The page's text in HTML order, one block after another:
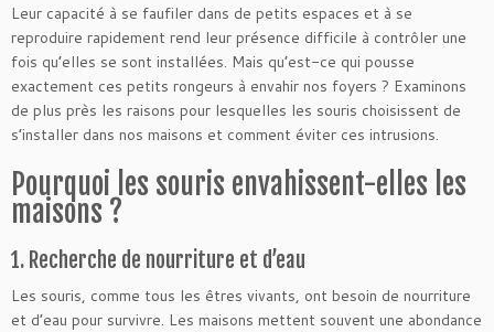
Leur capacité à se faufiler dans de petits espaces et à se
reproduire rapidement rend leur présence difficile à contrôler une
fois qu’elles se sont installées. Mais qu’est-ce qui pousse
exactement ces petits rongeurs à envahir nos foyers ? Examinons
de plus près les raisons pour lesquelles les souris choisissent de
s’installer dans nos maisons et comment éviter ces intrusions.
Pourquoi les souris envahissent-elles les
maisons ?
1. Recherche de nourriture et d’eau
Les souris, comme tous les êtres vivants, ont besoin de nourriture
et d’eau pour survivre. Les maisons mettent souvent une abondance